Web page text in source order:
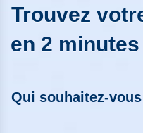
Trouvez
en 2 minutes
Qui souhaitez-